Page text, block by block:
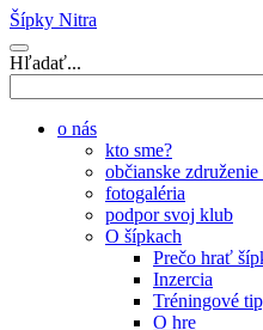
Šípky Nitra
Hľadať...
o nás
kto sme?
občianske
fotogaléria
podpor svoj klub
O šípkach
Prečo hrať
Inzercia
Tréningové
O hre